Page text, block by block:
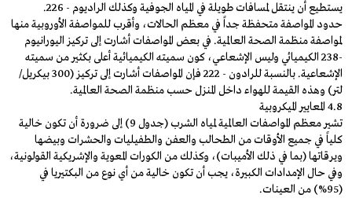
يستطيع أن ينتقل لمسافات طويلة في المياه الجوفية وكذلك الراديوم - 226.
حدود المواصفة متحفظة جداً في معظم الحالات، وأقرب للمواصفة الأوروبية منها
لمواصفة منظمة الصحة العالمية. في بعض المواصفات أشارت إلى تركيز اليورانيوم
-238 الكيميائي وليس الإشعاعي، كون سميته الكيميائية أعلى بكثير من سميته
الإشعاعية. بالنسبة للرادون - 222 فإن المواصفات أشارت إلى تركيز (300 بيكريل/
لتر) وهذه القيمة للهواء داخل المنزل حسب منظمة الصحة العالمية.
4.8 المعايير الميكروبية
تشير معظم المواصفات العالمية لمياه الشرب (جدول 9) إلى ضرورة أن تكون خالية
كلياً في جميع الأوقات من الطحالب والعفن والطفيليات والحشرات وبيضها
ويرقاتها (بما في ذلك الأميبات)، وكذلك من الكورات المعوية والإشريكية القولونية،
وفي حال الإمدادات الكبيرة، يجب أن تكون خالية من أي نوع من البكتيريا في
(95%) من العينات.